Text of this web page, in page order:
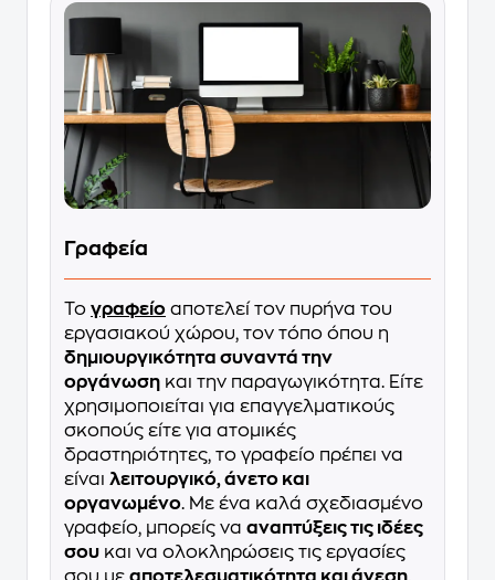
Γραφεία
Το γραφείο αποτελεί τον πυρήνα του
εργασιακού χώρου, τον τόπο όπου η
δημιουργικότητα συναντά την
οργάνωση και την παραγωγικότητα. Είτε
χρησιμοποιείται για επαγγελματικούς
σκοπούς είτε για ατομικές
δραστηριότητες, το γραφείο πρέπει να
είναι λειτουργικό, άνετο και
οργανωμένο. Με ένα καλά σχεδιασμένο
γραφείο, μπορείς να αναπτύξεις τις ιδέες
σου και να ολοκληρώσεις τις εργασίες